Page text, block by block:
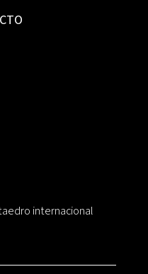
internacional